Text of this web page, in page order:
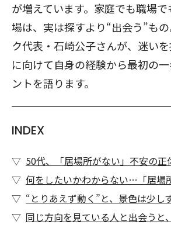
が増えています。家庭でも職場
場は、実は探すより“出会う”も
ク代表・石崎公子さんが、迷い
に向けて自身の経験から最初の
ントを語ります。
INDEX
50代、「居場所がない」不安の正
何をしたいかわからない…「居場
“とりあえず動く”と、景色は少し
同じ方向を見ている人と出会うと